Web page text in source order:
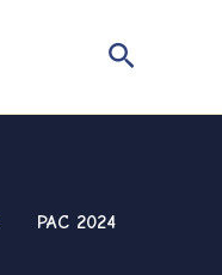
Buscar
PAC 2024